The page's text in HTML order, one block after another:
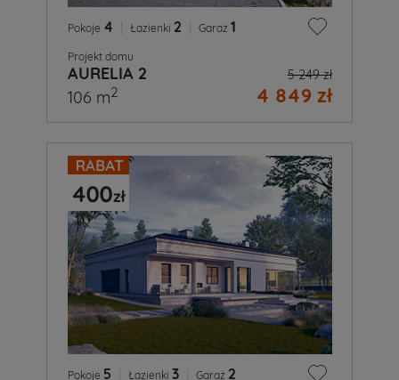
Pokoje 4 Łazienki 2 Garaż 1
Projekt domu
AURELIA 2 5 249 zł
4 849 zł
106 m2
Pokoje 5 Łazienki 3 Garaż 2